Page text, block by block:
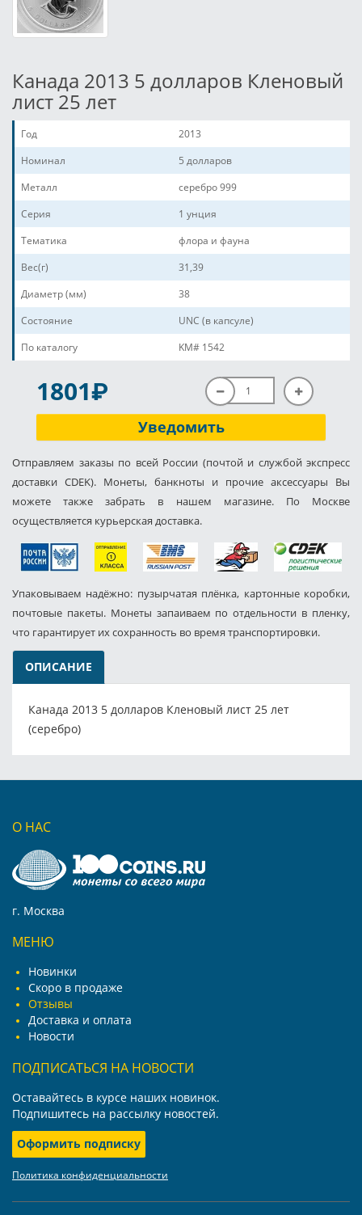
Канада 2013 5 долларов Кленовый
лист 25 лет
Год
2013
Номинал
5 долларов
Металл
серебро 999
Серия
1 унция
Тематика
флора и фауна
Вес(г)
31,39
Диаметр (мм)
38
Состояние
UNC (в капсуле)
По каталогу
KM# 1542
1801P
Уведомить
Отправляем заказы по всей России (почтой и службой экспресс
доставки CDEK). Монеты, банкноты и прочие аксессуары Вы
можете также забрать в нашем магазине. По Москве
осуществляется курьерская доставка.
Упаковываем надёжно: пузырчатая плёнка, картонные коробки,
почтовые пакеты. Монеты запаиваем по отдельности в пленку,
что гарантирует их сохранность во время транспортировки.
ОПИСАНИЕ
Канада 2013 5 долларов Кленовый лист 25 лет
(серебро)
О НАС
г. Москва
МЕНЮ
Новинки
Скоро в продаже
Отзывы
Доставка и оплата
Новости
ПОДПИСАТЬСЯ НА НОВОСТИ
Оставайтесь в курсе наших новинок.
Подпишитесь на рассылку новостей.
Оформить подписку
Политика конфиденциальности